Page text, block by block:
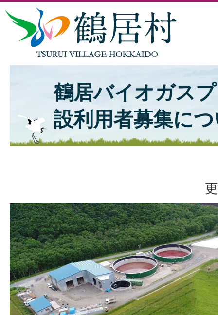
鶴居バイオガス
設利用者募集に